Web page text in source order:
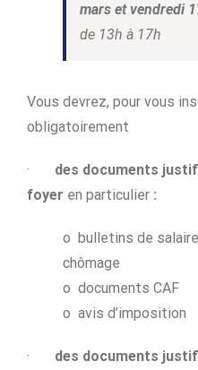
mars etvendredi
de 13h à 17h
Vous devrez, pour vous
obligatoirement
· des documents
foyer en particulier:
o bulletins de
chômage
o documents CAF
o avis d’imposition
· des documents